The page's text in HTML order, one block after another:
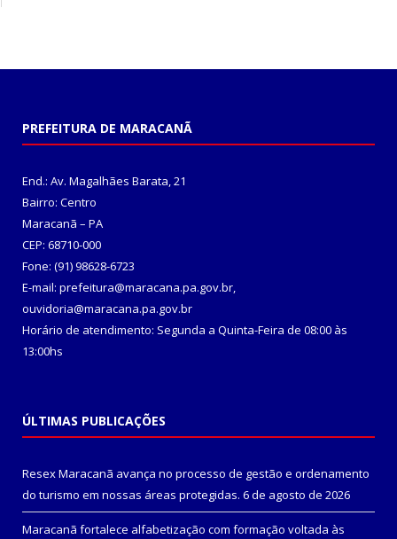
PREFEITURA DE MARACANÃ
End.: Av. Magalhães Barata, 21
Bairro: Centro
Maracanã – PA
CEP: 68710-000
Fone: (91) 98628-6723
E-mail: prefeitura@maracana.pa.gov.br,
ouvidoria@maracana.pa.gov.br
Horário de atendimento: Segunda a Quinta-Feira de 08:00 às
13:00hs
ÚLTIMAS PUBLICAÇÕES
Resex Maracanã avança no processo de gestão e ordenamento
do turismo em nossas áreas protegidas. 6 de agosto de 2026
Maracanã fortalece alfabetização com formação voltada às